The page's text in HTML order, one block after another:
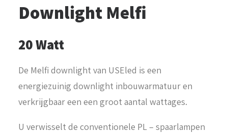
Downlight Melfi
20 Watt
De Melfi downlight van USEled is een
energiezuinig downlight inbouwarmatuur en
verkrijgbaar een een groot aantal wattages.
U verwisselt de conventionele PL – spaarlampen